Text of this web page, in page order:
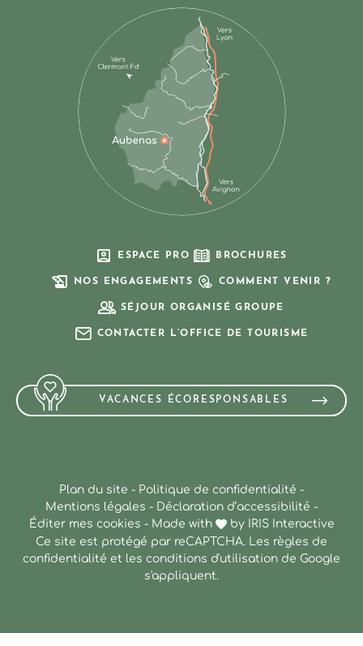
ESPACE PRO BROCHURES
NOS ENGAGEMENTS COMMENT VENIR ?
SÉJOUR ORGANISÉ GROUPE
CONTACTER L’OFFICE DE TOURISME
VACANCES ÉCORESPONSABLES
Plan du site - Politique de confidentialité -
Mentions légales - Déclaration d’accessibilité -
Éditer mes cookies - Made with by
IRIS Interactive
Ce site est protégé par reCAPTCHA. Les règles de
confidentialité et les conditions d'utilisation de Google
s'appliquent.